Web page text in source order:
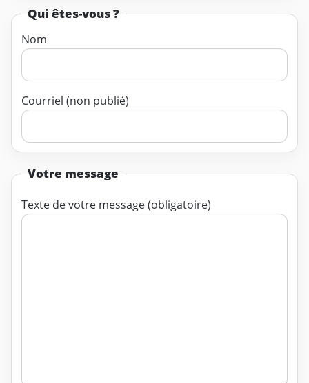
Qui êtes-vous ?
Nom
Courriel (non publié)
Votre message
Texte de votre message (obligatoire)